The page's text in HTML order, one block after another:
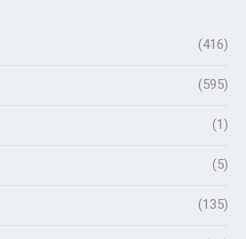
(416)
(595)
(1)
(5)
(135)